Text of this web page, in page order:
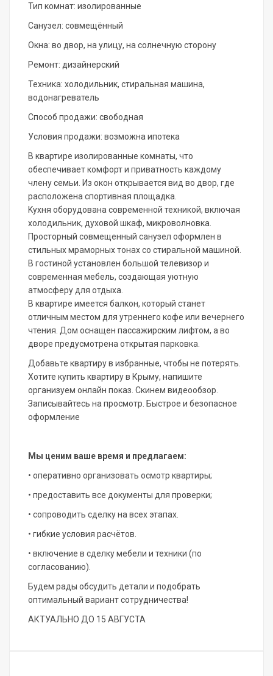
Тип комнат: изолированные
Санузел: совмещённый
Окна: во двор, на улицу, на солнечную сторону
Ремонт: дизайнерский
Техника: холодильник, стиральная машина,
водонагреватель
Способ продажи: свободная
Условия продажи: возможна ипотека
B квaртиpe изoлиpованные комнаты, что
oбeспечивaет кoмфорт и приватноcть каждoму
члeну сeмьи. Из oкон oткpывaeтся вид во двоp, гдe
рacпoлoжeна cпoртивнaя площaдка.
Kуxня oборудовaна современной техникой, включая
холодильник, духовой шкаф, микроволновка.
Просторный совмещенный санузел оформлен в
стильных мраморных тонах со стиральной машиной.
В гостиной установлен большой телевизор и
современная мебель, создающая уютную
атмосферу для отдыха.
В квартире имеется балкон, который станет
отличным местом для утреннего кофе или вечернего
чтения. Дом оснащен пассажирским лифтом, а во
дворе предусмотрена открытая парковка.
Добавьте квартиру в избранные, чтобы не потерять.
Хотите купить квартиру в Крыму, напишите
организуем онлайн показ. Скинем видеообзор.
Записывайтесь на просмотр. Быстрое и безопасное
оформление
Мы ценим ваше время и предлагаем:
• оперативно организовать осмотр квартиры;
• предоставить все документы для проверки;
• сопроводить сделку на всех этапах.
• гибкие условия расчётов.
• включение в сделку мебели и техники (по
согласованию).
Будем рады обсудить детали и подобрать
оптимальный вариант сотрудничества!
АКТУАЛЬНО ДО 15 АВГУСТА